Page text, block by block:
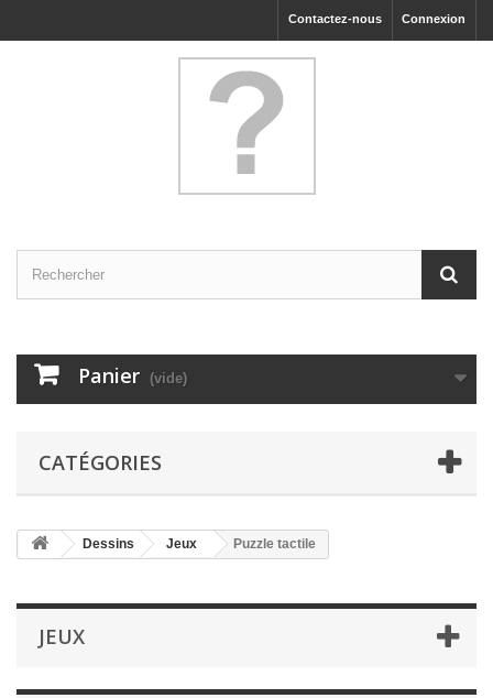
Connexion
Contactez-nous
Panier (vide)
CATÉGORIES
Dessins Jeux Puzzle tactile
JEUX